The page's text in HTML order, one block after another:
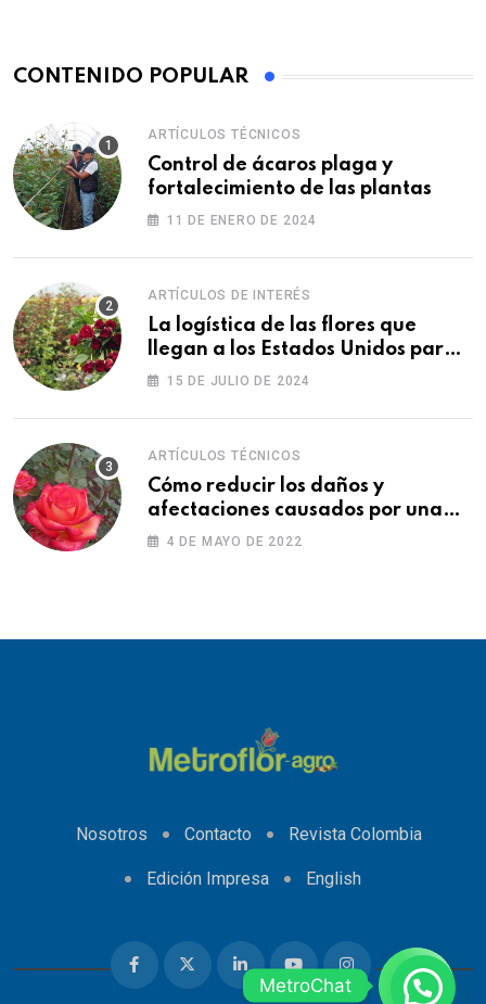
CONTENIDO POPULAR
ARTÍCULOS TÉCNICOS
Control de ácaros plaga y
fortalecimiento de las plantas
11 DE ENERO DE 2024
ARTÍCULOS DE INTERÉS
La logística de las flores que
llegan a los Estados Unidos para
las fiestas
15 DE JULIO DE 2024
ARTÍCULOS TÉCNICOS
Cómo reducir los daños y
afectaciones causados por una
fitotoxicidad
4 DE MAYO DE 2022
Nosotros Contacto Revista Colombia
Edición Impresa English
MetroChat